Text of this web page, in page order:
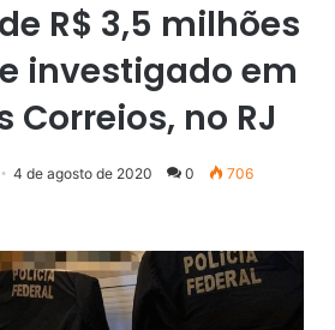
R$ 3,5 milhões
investigado em
Correios, no RJ
4 de agosto de 2020 0 706